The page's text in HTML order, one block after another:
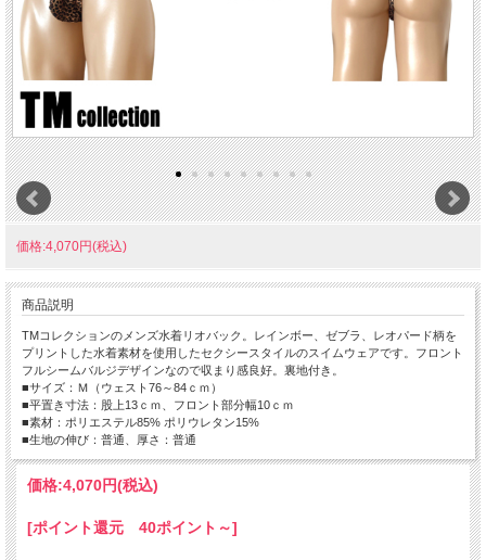
価格:4,070円(税込)
商品説明
TMコレクションのメンズ水着リオバック。レインボー、ゼブラ、レオパード柄を
プリントした水着素材を使用したセクシースタイルのスイムウェアです。フロント
フルシームバルジデザインなので収まり感良好。裏地付き。
■サイズ：Ｍ（ウェスト76～84ｃｍ）
■平置き寸法：股上13ｃｍ、フロント部分幅10ｃｍ
■素材：ポリエステル85% ポリウレタン15%
■生地の伸び：普通、厚さ：普通
価格:4,070円(税込)
[ポイント還元 40ポイント～]